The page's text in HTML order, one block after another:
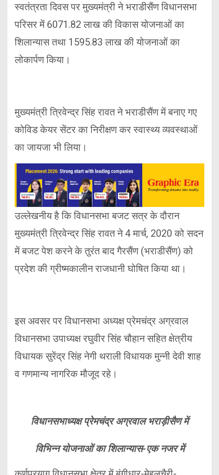
स्वतंत्रता दिवस पर मुख्यमंत्री ने भराडीसैंण विधानसभा
परिसर में 6071.82 लाख की विकास योजनाओं का
शिलान्यास तथा 1595.83 लाख की योजनाओं का
लोकार्पण किया।
मुख्यमंत्री त्रिवेन्द्र सिंह रावत ने भराडीसैंण में बनाए गए
कोविड केयर सेंटर का निरीक्षण कर स्वास्थ्य व्यवस्थाओं
का जायजा भी लिया।
उल्लेखनीय है कि विधानसभा बजट सत्र के दौरान
मुख्यमंत्री त्रिवेन्द्र सिंह रावत ने 4 मार्च, 2020 को सदन
में बजट पेश करने के तुरंत बाद गैरसैंण (भराडीसैंण) को
प्रदेश की ग्रीष्मकालीन राजधानी घोषित किया था।
इस अवसर पर विधानसभा अध्यक्ष प्रेमचंद्र अग्रवाल
विधानसभा उपाध्यक्ष रघुवीर सिंह चौहान सहित क्षेत्रीय
विधायक सुरेंद्र सिंह नेगी थराली विधायक मुन्नी देवी शाह
व गणमान्य नागरिक मौजूद रहे।
विधानसभाध्यक्ष प्रेमचंद्र अग्रवाल भराड़ीसैण में
विभिन्न योजनाओं का शिलान्यास-एक नजर में